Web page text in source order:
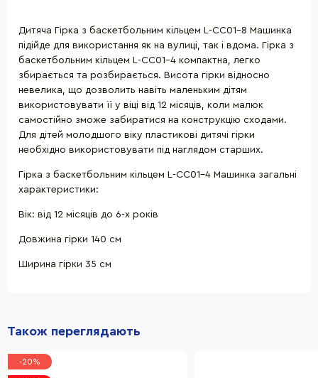
Дитяча Гірка з баскетбольним кільцем L-CC01-8 Машинка
підійде для використання як на вулиці, так і вдома. Гірка з
баскетбольним кільцем L-CC01-4 компактна, легко
збирається та розбирається. Висота гірки відносно
невелика, що дозволить навіть маленьким дітям
використовувати її у віці від 12 місяців, коли малюк
самостійно зможе забиратися на конструкцію сходами.
Для дітей молодшого віку пластикові дитячі гірки
необхідно використовувати під наглядом старших.
Гірка з баскетбольним кільцем L-CC01-4 Машинка загальні
характеристики:
Вік: від 12 місяців до 6-х років
Довжина гірки 140 см
Ширина гірки 35 см
Також переглядають
-20%